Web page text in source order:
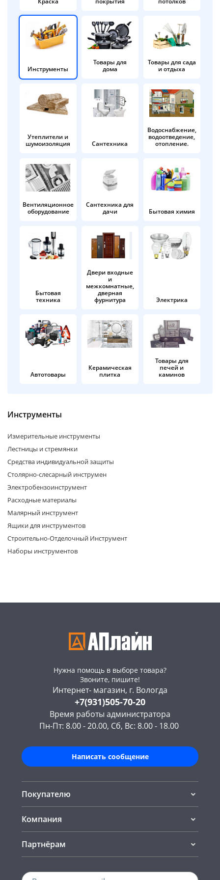
Инструменты
Товары для
дома
Товары для сада
и отдыха
Утеплители и
шумоизоляция
Сантехника
Водоснабжение,
водоотведение,
отопление.
Вентиляционное
оборудование
Сантехника для
дачи
Бытовая химия
Бытовая
техника
Двери входные
и
межкомнатные,
дверная
фурнитура
Электрика
Автотовары
Керамическая
плитка
Товары для
печей и
каминов
Инструменты
Измерительные инструменты
Лестницы и стремянки
Средства индивидуальной защиты
Столярно-слесарный инструмен
Электробензоинструмент
Расходные материалы
Малярный инструмент
Ящики для инструментов
Строительно-Отделочный Инструмент
Наборы инструментов
Нужна помощь в выборе товара?
Звоните, пишите!
Интернет- магазин, г. Вологда
+7(931)505-70-20
Время работы администратора
Пн-Пт: 8.00 - 20.00, Сб, Вс: 8.00 - 18.00
Написать сообщение
Покупателю
Компания
Партнёрам
Добавляйте товары
в корзину
Оплачивайте сегодня только
25% картой любого банка
Получайте товар
выбранный способом
Оставшиеся
% будут
по25%каждые 2 недели
Подробнее
об оплате Плайтом
раз в 2
недели
Остались вопросы?
8 800 302-02-51
plait.ru